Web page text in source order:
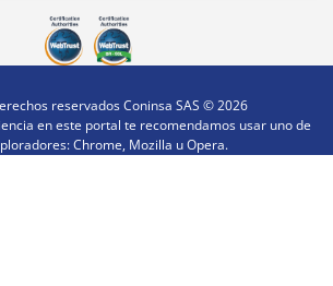
reservados Coninsa SAS ©2026
en este portal te recomendamos usar uno de
Chrome, Mozilla u Opera.